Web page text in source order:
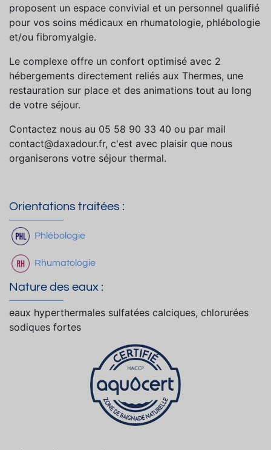
proposent un espace convivial et un personnel qualifié
pour vos soins médicaux en rhumatologie, phlébologie
et/ou fibromyalgie.
Le complexe offre un confort optimisé avec 2
hébergements directement reliés aux Thermes, une
restauration sur place et des animations tout au long
de votre séjour.
Contactez nous au 05 58 90 33 40 ou par mail
contact@daxadour.fr, c'est avec plaisir que nous
organiserons votre séjour thermal.
Orientations traitées :
Phlébologie
Rhumatologie
Nature des eaux :
eaux hyperthermales sulfatées calciques, chlorurées
sodiques fortes